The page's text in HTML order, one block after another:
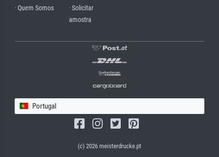
· Quem Somos
· Solicitar
amostra
Portugal
(c) 2026 meisterdrucke.pt